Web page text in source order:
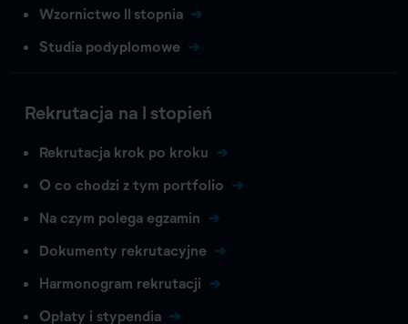
Wzornictwo II stopnia
Studia podyplomowe
Rekrutacja na I stopień
Rekrutacja krok po kroku
O co chodzi z tym portfolio
Na czym polega egzamin
Dokumenty rekrutacyjne
Harmonogram rekrutacji
Opłaty i stypendia